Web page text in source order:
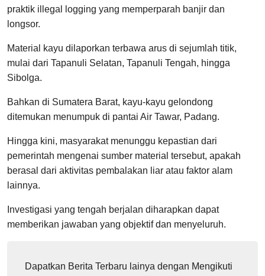
praktik illegal logging yang memperparah banjir dan
longsor.
Material kayu dilaporkan terbawa arus di sejumlah titik,
mulai dari Tapanuli Selatan, Tapanuli Tengah, hingga
Sibolga.
Bahkan di Sumatera Barat, kayu-kayu gelondong
ditemukan menumpuk di pantai Air Tawar, Padang.
Hingga kini, masyarakat menunggu kepastian dari
pemerintah mengenai sumber material tersebut, apakah
berasal dari aktivitas pembalakan liar atau faktor alam
lainnya.
Investigasi yang tengah berjalan diharapkan dapat
memberikan jawaban yang objektif dan menyeluruh.
Dapatkan Berita Terbaru lainya dengan Mengikuti